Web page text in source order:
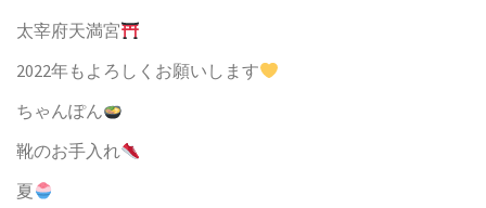
太宰府天満宮
2022年もよろしくお願いします
ちゃんぽん
靴のお手入れ
夏